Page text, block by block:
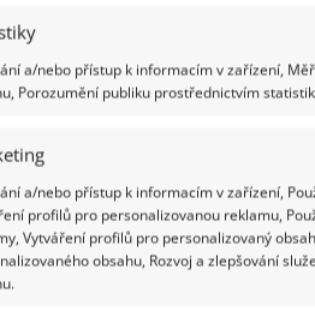
a/nebo přístup k informacím v zařízení,
Porozumění publiku prostřednictvím
a/nebo přístup k informacím v zařízení,
profilů pro personalizovanou reklamu,
Vytváření profilů pro personalizovaný
obsahu, Rozvoj a zlepšování
části oddělit. Možná si to